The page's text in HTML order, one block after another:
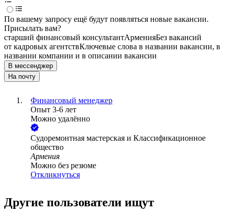
По вашему запросу ещё будут появляться новые вакансии.
Присылать вам?
старший финансовый консультантАрменияБез вакансий
от кадровых агентствКлючевые слова в названии вакансии, в
названии компании и в описании вакансии
В мессенджер
На почту
Финансовый менеджер
Опыт 3-6 лет
Можно удалённо
Cудоремонтная мастерская и Классификационное
общество
Армения
Можно без резюме
Откликнуться
Другие пользователи ищут